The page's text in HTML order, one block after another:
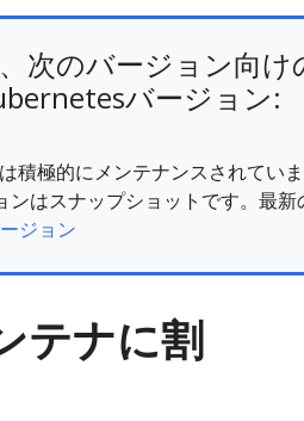
次のバージョン向け
バージョン:
積極的にメンテナンスされていま
はスナップショットです。最新
ジョン
テナに割